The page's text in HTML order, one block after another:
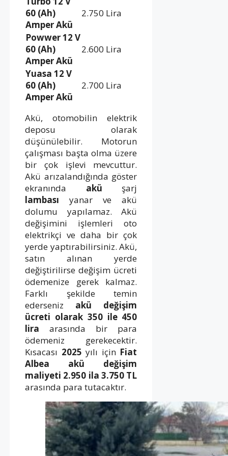
60 (Ah)
Amper Akü
2.750 Lira
Powwer 12 V
60 (Ah)
Amper Akü
2.600 Lira
Yuasa 12 V
60 (Ah)
Amper Akü
2.700 Lira
Akü, otomobilin elektrik
deposu olarak
düşünülebilir. Motorun
çalışması başta olma üzere
bir çok işlevi mevcuttur.
Akü arızalandığında göster
ekranında akü şarj
lambası yanar ve akü
dolumu yapılamaz. Akü
değişimini işlemleri oto
elektrikçi ve daha bir çok
yerde yaptırabilirsiniz. Akü,
satın alınan yerde
değiştirilirse değişim ücreti
ödemenize gerek kalmaz.
Farklı şekilde temin
ederseniz akü değişim
ücreti olarak 350 ile 450
lira arasında bir para
ödemeniz gerekecektir.
Kısacası 2025 yılı için Fiat
Albea akü değişim
maliyeti 2.950 ila 3.750 TL
arasında para tutacaktır.